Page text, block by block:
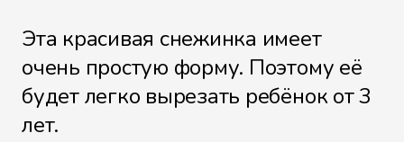
Эта красивая снежинка имеет
очень простую форму. Поэтому её
будет легко вырезать ребёнок от 3
лет.